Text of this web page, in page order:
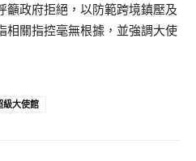
籲政府拒絕，以防範跨境鎮壓及
相關指控毫無根據，並強調大使
級大使館